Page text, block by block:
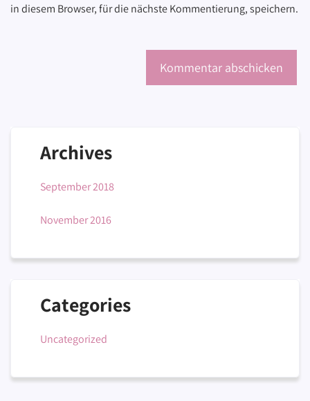
in diesem Browser, für die nächste Kommentierung, speichern.
Archives
September 2018
November 2016
Categories
Uncategorized